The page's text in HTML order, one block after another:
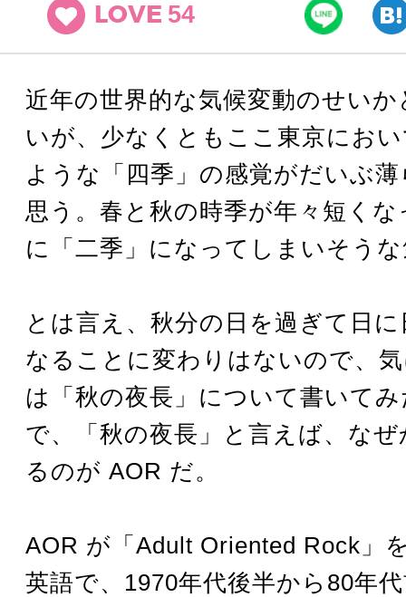
LOVE 54
近年の世界的な気候変動のせい
いが、少なくともここ東京にお
ような「四季」の感覚がだいぶ
思う。春と秋の時季が年々短くな
に「二季」になってしまいそう
とは言え、秋分の日を過ぎて日
なることに変わりはないので、
は「秋の夜長」について書いて
で、「秋の夜長」と言えば、な
るのが AOR だ。
AOR が「Adult Oriented Rock」
英語で、1970年代後半から80年